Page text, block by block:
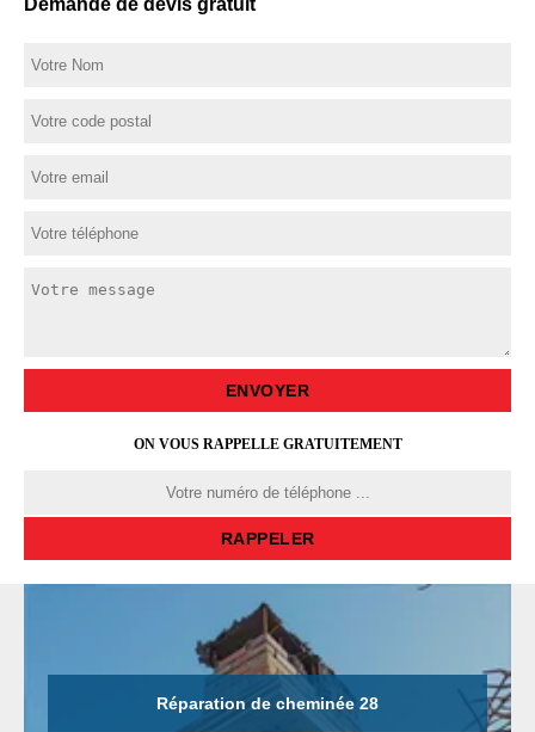
Demande de devis gratuit
ON VOUS RAPPELLE GRATUITEMENT
Réparation de cheminée 28